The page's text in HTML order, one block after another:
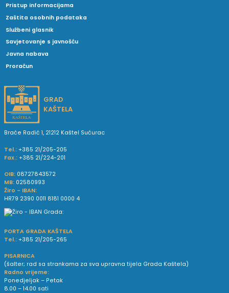
Pristup informacijama
Zaštita osobnih podataka
Službeni glasnik
Savjetovanje s javnošću
Javna nabava
Proračun
GRAD
KAŠTELA
Braće Radić 1, 21212 Kaštel Sućurac
Tel.: +385 21/205-205
Fax.: +385 21/224-201
OIB: 08727843572
MB: 02580993
Žiro - IBAN:
HR79 2390 0011 8181 0000 4
PORTA GRADA KAŠTELA
Tel.: +385 21/205-265
PISARNICA
(šalter; rad sa strankama za sva upravna tijela Grada Kaštela)
Radno vrijeme:
Ponedjeljak – Petak
8.00 – 14.00 sati